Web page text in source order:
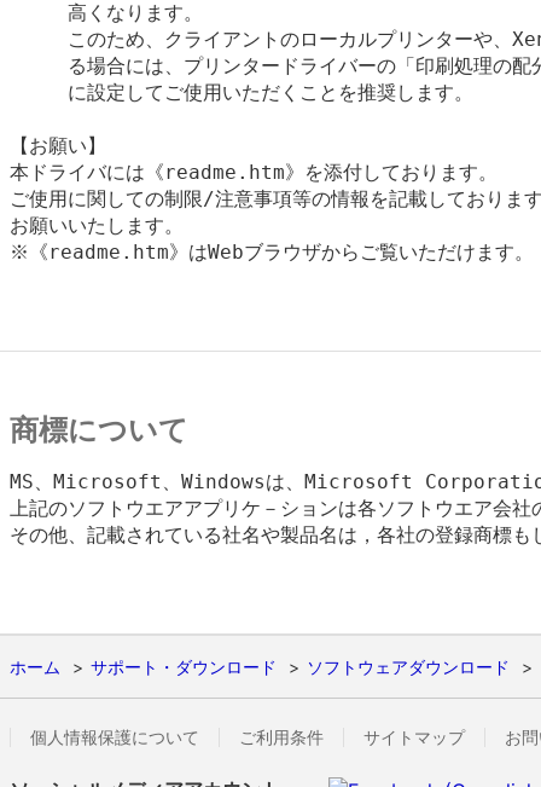
高くなります。
このため、クライアントのローカルプリンターや、
る場合には、プリンタードライバーの「印刷処理の配
に設定してご使用いただくことを推奨します。
【お願い】
本ドライバには《readme.htm》を添付しております。
ご使用に関しての制限/注意事項等の情報を記載しておりま
お願いいたします。
※《readme.htm》はWebブラウザからご覧いただけます。
商標について
MS、Microsoft、Windowsは、Microsoft Corporation
上記のソフトウエアアプリケ－ションは各ソフトウエア会社
その他、記載されている社名や製品名は，各社の登録商標も
ホーム サポート・ダウンロード ソフトウェアダウンロード
個人情報保護について ご利用条件 サイトマップ お